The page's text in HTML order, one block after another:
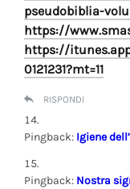
pseudobiblia-
https://
https://
0121231?mt=11
RISPONDI
Pingback: Igiene
Pingback: Nostra